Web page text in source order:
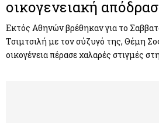
οικογενειακή
Εκτός Αθηνών βρέθηκαν για το
Τσιμτσιλή με τον σύζυγό της, Θέμη
οικογένεια πέρασε χαλαρές στιγμές